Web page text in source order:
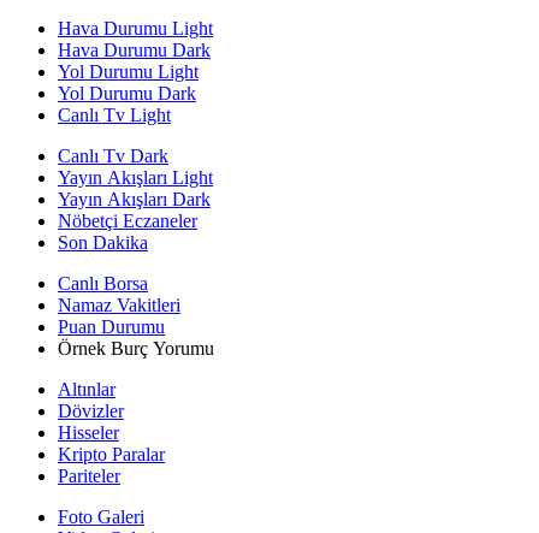
Hava Durumu Light
Hava Durumu Dark
Yol Durumu Light
Yol Durumu Dark
Canlı Tv Light
Canlı Tv Dark
Yayın Akışları Light
Yayın Akışları Dark
Nöbetçi Eczaneler
Son Dakika
Canlı Borsa
Namaz Vakitleri
Puan Durumu
Örnek Burç Yorumu
Altınlar
Dövizler
Hisseler
Kripto Paralar
Pariteler
Foto Galeri